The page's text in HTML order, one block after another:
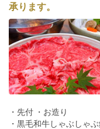
承ります。
・先付 ・お造り
・黒毛和牛しゃぶしゃ